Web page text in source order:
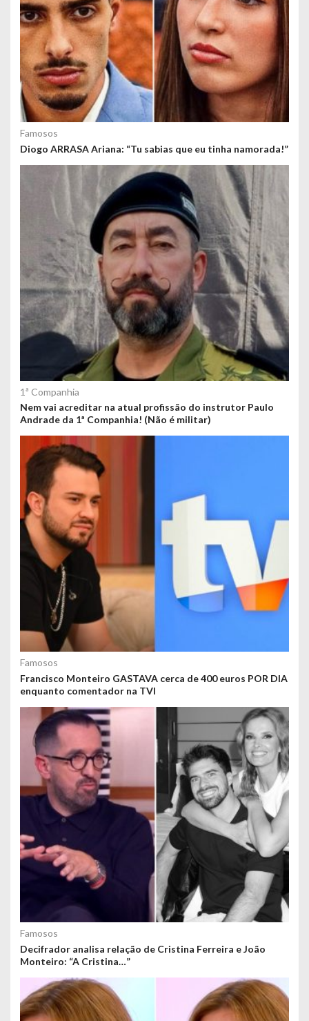
Famosos
Diogo ARRASA Ariana: “Tu sabias que eu tinha namorada!”
1ª Companhia
Nem vai acreditar na atual profissão do instrutor Paulo
Andrade da 1ª Companhia! (Não é militar)
Famosos
Francisco Monteiro GASTAVA cerca de 400 euros POR DIA
enquanto comentador na TVI
Famosos
Decifrador analisa relação de Cristina Ferreira e João
Monteiro: “A Cristina…”